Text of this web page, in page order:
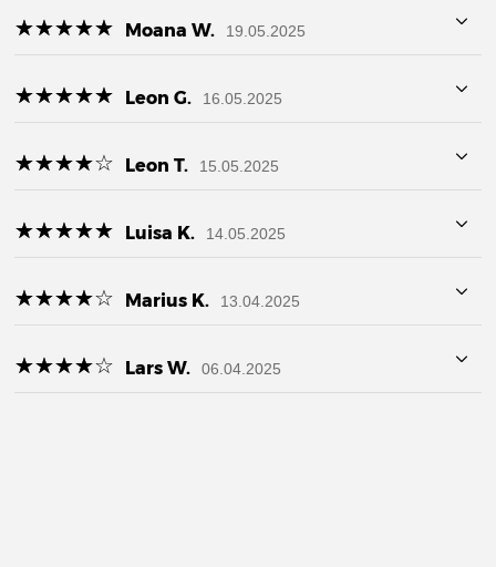
☆☆☆☆☆
★★★★★ Moana W. 19.05.2025
☆☆☆☆☆
★★★★★ Leon G. 16.05.2025
☆☆☆☆☆
★★★★★ Leon T. 15.05.2025
☆☆☆☆☆
★★★★★ Luisa K. 14.05.2025
☆☆☆☆☆
★★★★★ Marius K. 13.04.2025
☆☆☆☆☆
★★★★★ Lars W. 06.04.2025